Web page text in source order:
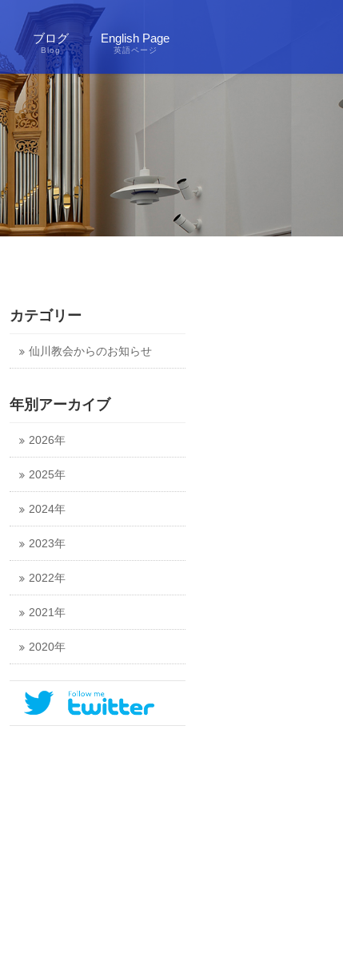
ブログ
Blog
English Page
英語ページ
カテゴリー
仙川教会からのお知らせ
年別アーカイブ
2026年
2025年
2024年
2023年
2022年
2021年
2020年